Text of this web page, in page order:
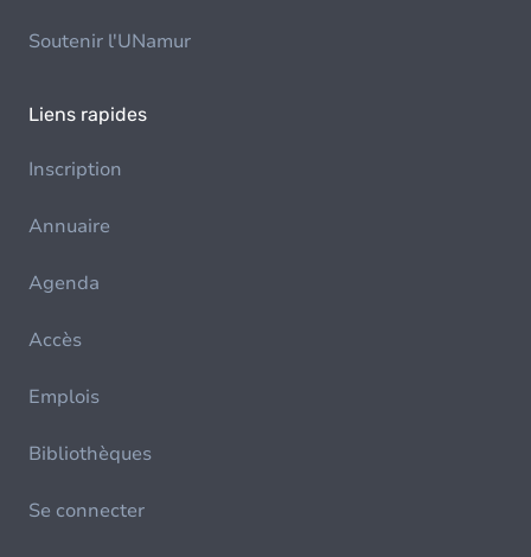
Soutenir l'UNamur
Liens rapides
Inscription
Annuaire
Agenda
Accès
Emplois
Bibliothèques
Se connecter